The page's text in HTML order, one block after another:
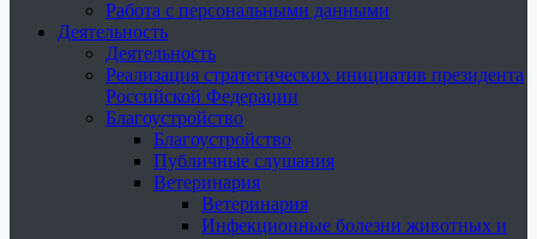
Работа с персональными данными
Деятельность
Деятельность
Реализация стратегических инициатив президента
Российской Федерации
Благоустройство
Благоустройство
Публичные слушания
Ветеринария
Ветеринария
Инфекционные болезни животных и